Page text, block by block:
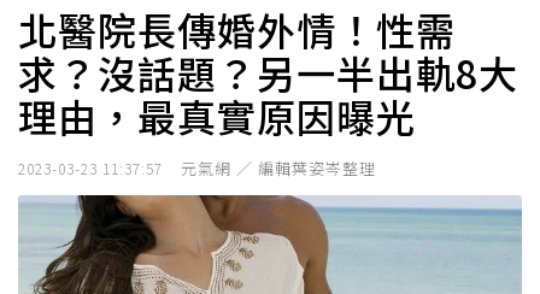
北醫院長傳婚外情！性需
求？沒話題？另一半出軌8大
理由，最真實原因曝光
2023-03-23 11:37:57 元氣網 ／ 編輯葉姿岑整理